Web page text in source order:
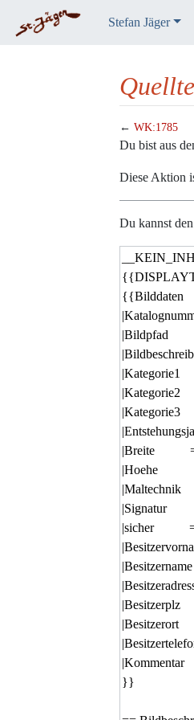
Stefan Jäger
← WK:1785
Wechseln zu:
Du bist aus
Diese Aktion
Du kannst